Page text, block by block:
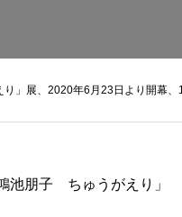
」展、2020年6月23日より開幕